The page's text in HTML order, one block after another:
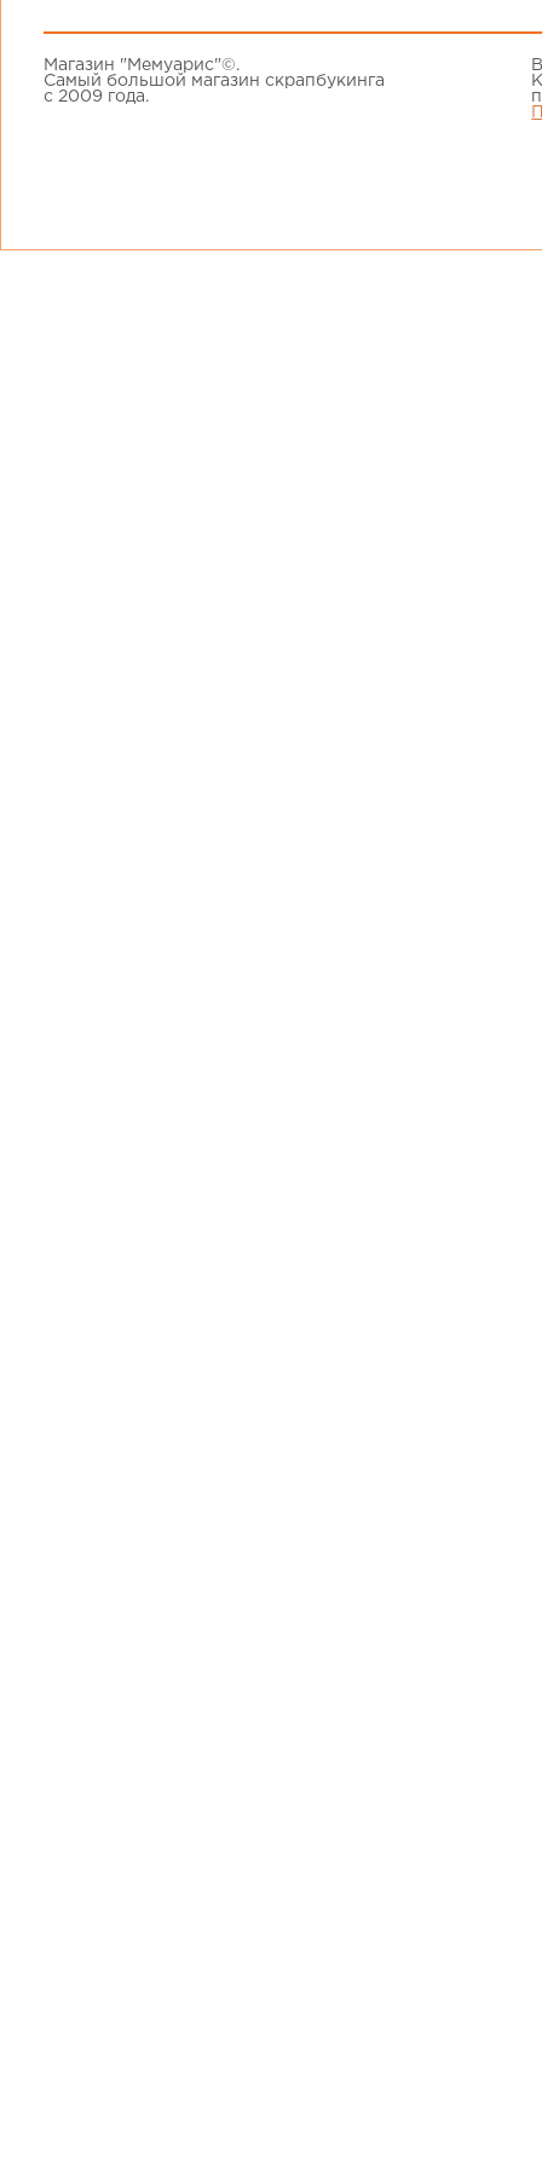
Магазин "Мемуарис"©.
Самый большой магазин скрапбукинга
с 2009 года.